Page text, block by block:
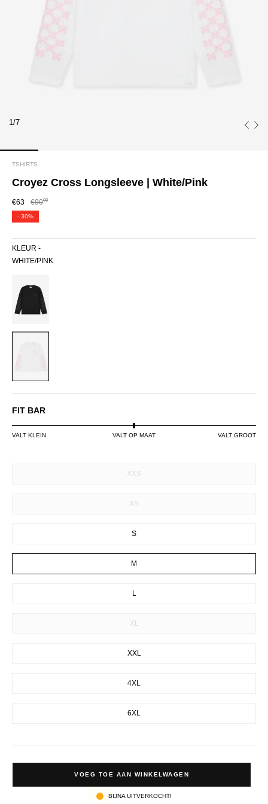
1/7
TSHIRTS
Croyez Cross Longsleeve | White/Pink
€63 €9000
- 30%
KLEUR -
WHITE/PINK
BLACK
FIT BAR
VALT KLEIN VALT OP MAAT VALT GROOT
XXS
XS
S
M
L
XL
XXL
4XL
6XL
VOEG TOE AAN WINKELWAGEN
BIJNA UITVERKOCHT!